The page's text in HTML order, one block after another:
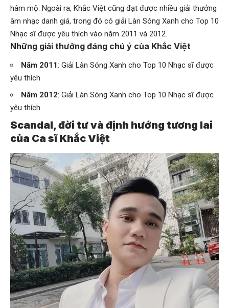
hâm mộ. Ngoài ra, Khắc Việt cũng đạt được nhiều giải thưởng
âm nhạc danh giá, trong đó có giải Làn Sóng Xanh cho Top 10
Nhạc sĩ được yêu thích vào năm 2011 và 2012.
Những giải thưởng đáng chú ý của Khắc Việt
Năm 2011: Giải Làn Sóng Xanh cho Top 10 Nhạc sĩ được
yêu thích
Năm 2012: Giải Làn Sóng Xanh cho Top 10 Nhạc sĩ được
yêu thích
Scandal, đời tư và định hướng tương lai
của Ca sĩ Khắc Việt